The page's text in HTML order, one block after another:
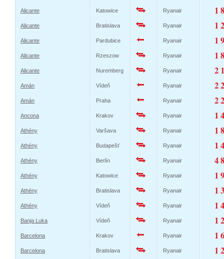
Alicante Katowice Ryanair 1
Alicante Bratislava Ryanair 1
Alicante Pardubice Ryanair 1
Alicante Rzeszow Ryanair 1
Alicante Nuremberg Ryanair 2
Amán Vídeň Ryanair 2
Amán Praha Ryanair 2
Ancona Krakov Ryanair 1
Athény Varšava Ryanair 1
Athény Budapešť Ryanair 1
Athény Berlín Ryanair 4
Athény Katowice Ryanair 1
Athény Bratislava Ryanair 1
Athény Vídeň Ryanair 1
Banja Luka Vídeň Ryanair 1
Barcelona Krakov Ryanair 1
Barcelona Bratislava Ryanair 1